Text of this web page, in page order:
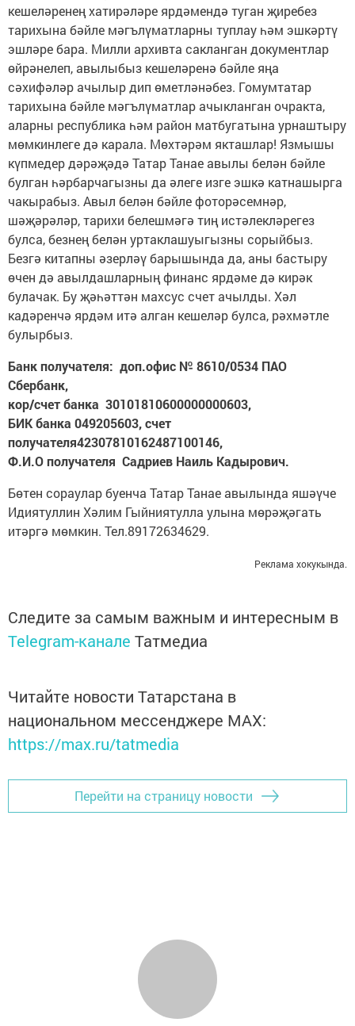
кешеләренең хатирәләре ярдәмендә туган җиребез
тарихына бәйле мәгълүматларны туплау һәм эшкәртү
эшләре бара. Милли архивта сакланган документлар
өйрәнелеп, авылыбыз кешеләренә бәйле яңа
сәхифәләр ачылыр дип өметләнәбез. Гомумтатар
тарихына бәйле мәгълүматлар ачыкланган очракта,
аларны республика һәм район матбугатына урнаштыру
мөмкинлеге дә карала. Мөхтәрәм якташлар! Язмышы
күпмедер дәрәҗәдә Татар Танае авылы белән бәйле
булган һәрбарчагызны да әлеге изге эшкә катнашырга
чакырабыз. Авыл белән бәйле фоторәсемнәр,
шәҗәрәләр, тарихи белешмәгә тиң истәлекләрегез
булса, безнең белән уртаклашуыгызны сорыйбыз.
Безгә китапны әзерләү барышында да, аны бастыру
өчен дә авылдашларның финанс ярдәме дә кирәк
булачак. Бу җәһәттән махсус счет ачылды. Хәл
кадәренчә ярдәм итә алган кешеләр булса, рәхмәтле
булырбыз.
Банк получателя: доп.офис № 8610/0534 ПАО
Сбербанк,
кор/счет банка 30101810600000000603,
БИК банка 049205603, счет
получателя42307810162487100146,
Ф.И.О получателя Садриев Наиль Кадырович.
Бөтен сораулар буенча Татар Танае авылында яшәүче
Идиятуллин Хәлим Гыйниятулла улына мөрәҗәгать
итәргә мөмкин. Тел.89172634629.
Реклама хокукында.
Следите за самым важным и интересным в
Telegram-канале Татмедиа
Читайте новости Татарстана в
национальном мессенджере MАХ:
https://max.ru/tatmedia
Перейти на страницу новости